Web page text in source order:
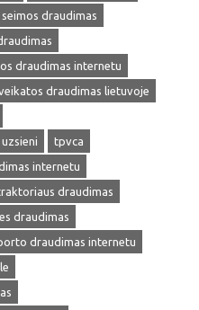
seimos draudimas
draudimas internetu
draudimas lietuvoje
tpvca
internetu
draudimas
draudimas
draudimas internetu